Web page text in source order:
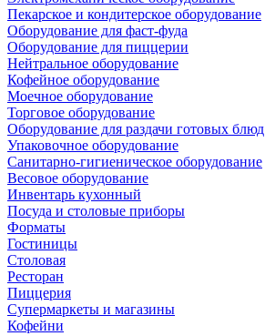
Пекарское и кондитерское оборудование
Оборудование для фаст-фуда
Оборудование для пиццерии
Нейтральное оборудование
Кофейное оборудование
Моечное оборудование
Торговое оборудование
Оборудование для раздачи готовых блюд
Упаковочное оборудование
Санитарно-гигиеническое оборудование
Весовое оборудование
Инвентарь кухонный
Посуда и столовые приборы
Форматы
Гостиницы
Столовая
Ресторан
Пиццерия
Супермаркеты и магазины
Кофейни